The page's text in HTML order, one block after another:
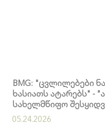
BMG: "ცვლილებები
ხასიათს ატარებს" -
სახელმწიფო
05.24.2026